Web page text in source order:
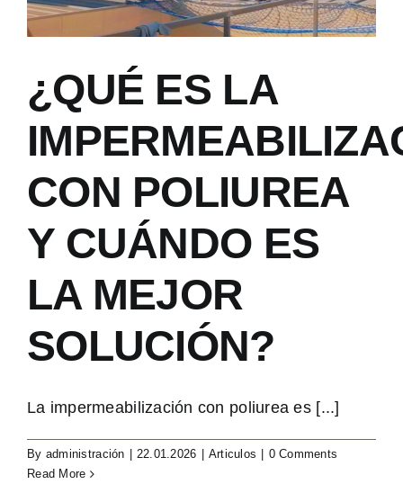
¿QUÉ ES LA
CON POLIUREA
Y CUÁNDO ES
LA MEJOR
SOLUCIÓN?
La impermeabilización con poliurea es [...]
By administración 22.01.2026 Articulos
0 Comments
Read More